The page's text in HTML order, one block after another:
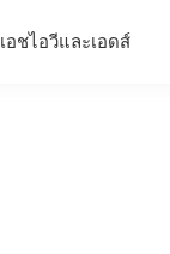
เอชไอวีและเอดส์